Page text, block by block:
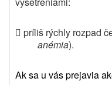
 príliš rýchly rozpad
anémia).
Ak sa u vás prejavia